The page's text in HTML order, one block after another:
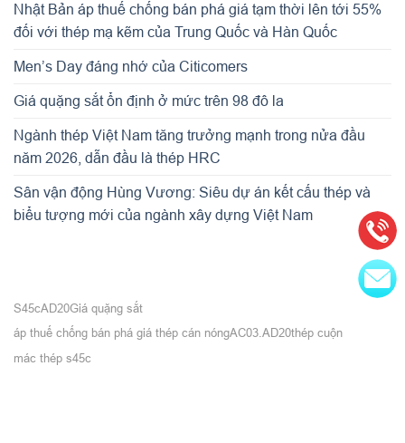
Nhật Bản áp thuế chống bán phá giá tạm thời lên tới 55%
đối với thép mạ kẽm của Trung Quốc và Hàn Quốc
Men’s Day đáng nhớ của Citicomers
Giá quặng sắt ổn định ở mức trên 98 đô la
Ngành thép Việt Nam tăng trưởng mạnh trong nửa đầu
năm 2026, dẫn đầu là thép HRC
Sân vận động Hùng Vương: Siêu dự án kết cấu thép và
biểu tượng mới của ngành xây dựng Việt Nam
S45cAD20Giá quặng sắt
áp thuế chống bán phá giá thép cán nóngAC03.AD20thép cuộn
mác thép s45c